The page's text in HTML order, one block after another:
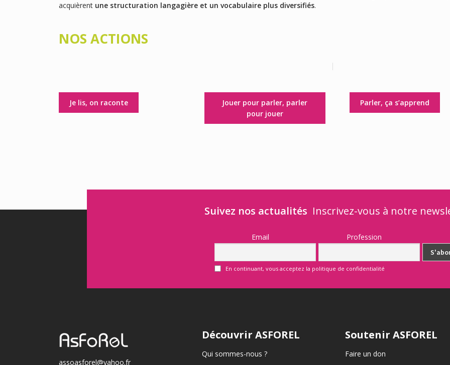
acquièrent une structuration langagière et un vocabulaire plus diversifiés.
NOS ACTIONS
Je lis, on raconte
Jouer pour parler, parler
pour jouer
Parler, ça s’apprend
Suivez nos actualités Inscrivez-vous à notre
Email Profession
En continuant, vous acceptez la politique de confidentialité
assoasforel@yahoo.fr
Découvrir ASFOREL
Qui sommes-nous ?
Soutenir ASFOREL
Faire un don